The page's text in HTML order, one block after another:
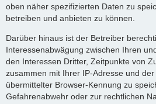
oben näher spezifizierten Daten zu
betreiben und anbieten zu können.
Darüber hinaus ist der Betreiber
Interessenabwägung zwischen Ihren
den Interessen Dritter, Zeitpunkte von
zusammen mit Ihrer IP-Adresse und
übermittelter Browser-Kennung zu
Gefahrenabwehr oder zur rechtlichen